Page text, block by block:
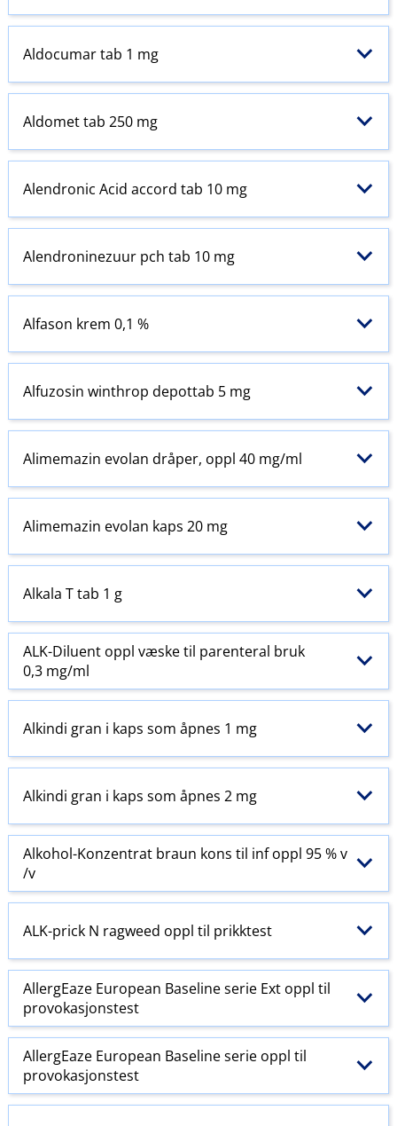
Aldocumar tab 1 mg
Aldomet tab 250 mg
Alendronic Acid accord tab 10 mg
Alendroninezuur pch tab 10 mg
Alfason krem 0,1 %
Alfuzosin winthrop depottab 5 mg
Alimemazin evolan dråper, oppl 40 mg/ml
Alimemazin evolan kaps 20 mg
Alkala T tab 1 g
ALK-Diluent oppl væske til parenteral bruk
0,3 mg/ml
Alkindi gran i kaps som åpnes 1 mg
Alkindi gran i kaps som åpnes 2 mg
Alkohol-Konzentrat braun kons til inf oppl 95 % v​
/​v
ALK-prick N ragweed oppl til prikktest
AllergEaze European Baseline serie Ext oppl til
provokasjonstest
AllergEaze European Baseline serie oppl til
provokasjonstest